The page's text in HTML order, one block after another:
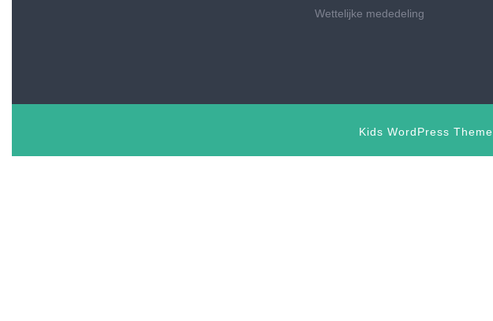
Wettelijke mededeling
Kids WordPress Theme